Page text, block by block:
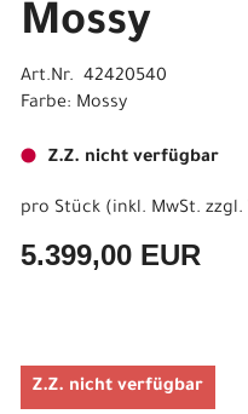
Mossy
Art.Nr. 42420540
Farbe: Mossy
Z.Z. nicht verfügbar
pro Stück (inkl. MwSt. zzgl.
5.399,00 EUR
Z.Z. nicht verfügbar